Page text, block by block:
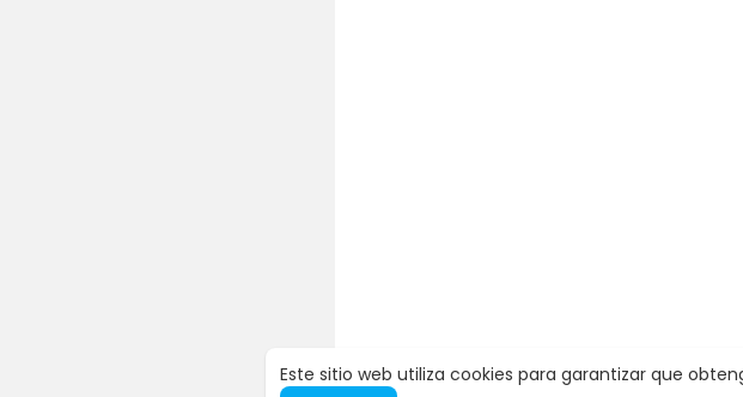
Este sitio web utiliza cookies para garantizar que